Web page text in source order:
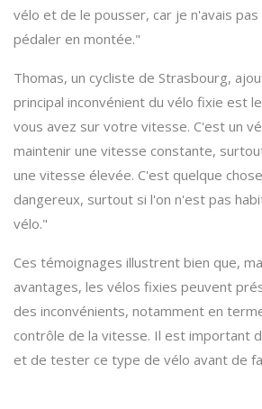
vélo et de le pousser, car je n'avais
pédaler en montée."
Thomas, un cycliste de Strasbourg,
principal inconvénient du vélo fixie est
vous avez sur votre vitesse. C'est un
maintenir une vitesse constante,
une vitesse élevée. C'est quelque
dangereux, surtout si l'on n'est pas
vélo."
Ces témoignages illustrent bien que,
avantages, les vélos fixies peuvent
des inconvénients, notamment en
contrôle de la vitesse. Il est important
et de tester ce type de vélo avant de